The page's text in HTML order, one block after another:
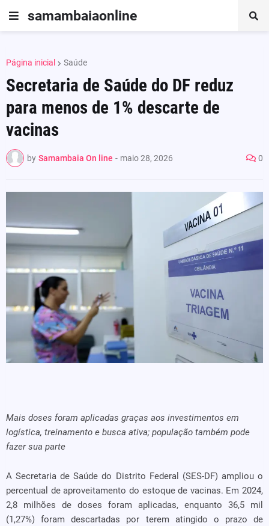
samambaiaonline
Página inicial Saúde
Secretaria de Saúde do DF reduz
para menos de 1% descarte de
vacinas
by Samambaia On line - maio 28, 2026 0
Mais doses foram aplicadas graças aos investimentos em
logística, treinamento e busca ativa; população também pode
fazer sua parte
A Secretaria de Saúde do Distrito Federal (SES-DF) ampliou o
percentual de aproveitamento do estoque de vacinas. Em 2024,
2,8 milhões de doses foram aplicadas, enquanto 36,5 mil
(1,27%) foram descartadas por terem atingido o prazo de